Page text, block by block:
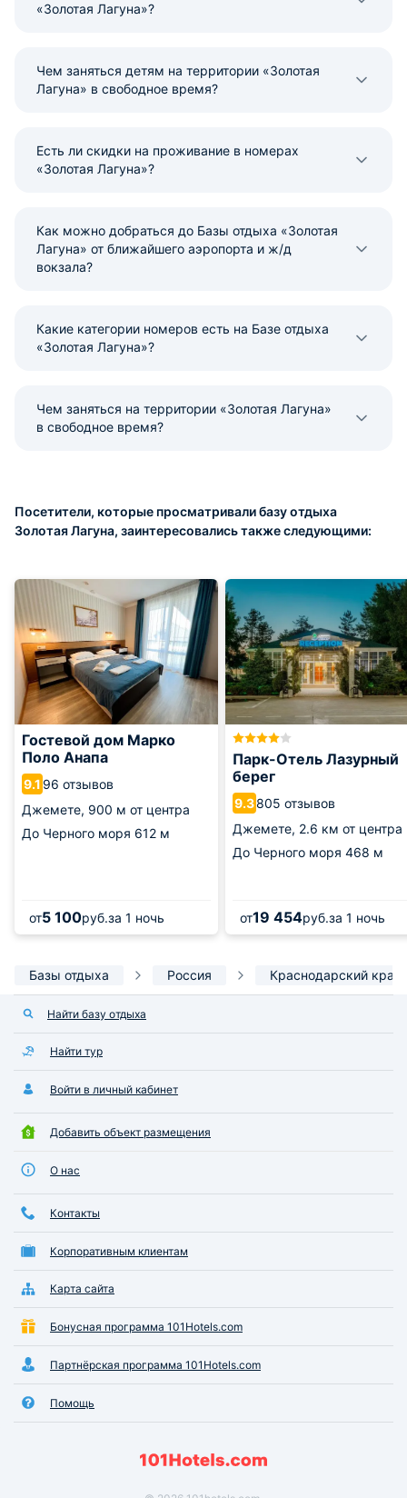
«Золотая Лагуна»?
Чем заняться детям на территории «Золотая
Лагуна» в свободное время?
Есть ли скидки на проживание в номерах
«Золотая Лагуна»?
Как можно добраться до Базы отдыха «Золотая
Лагуна» от ближайшего аэропорта и ж/д
вокзала?
Какие категории номеров есть на Базе отдыха
«Золотая Лагуна»?
Чем заняться на территории «Золотая Лагуна»
в свободное время?
Посетители, которые просматривали базу отдыха
Золотая Лагуна, заинтересовались также следующими:
Гостевой дом Марко
Поло Анапа
9.1 96 отзывов
Джемете, 900 м от центра
До Черного моря 612 м
от5 100руб.за 1 ночь
Парк-Отель Лазурный
берег
9.3805 отзывов
Джемете, 2.6 км от центра
До Черного моря 468 м
от19 454руб.за 1 ночь
Базы отдыха Россия Краснодарский край
Найти базу отдыха
Найти тур
Войти в личный кабинет
Добавить объект размещения
О нас
Контакты
Корпоративным клиентам
Карта сайта
Бонусная программа 101Hotels.com
Партнёрская программа 101Hotels.com
Помощь